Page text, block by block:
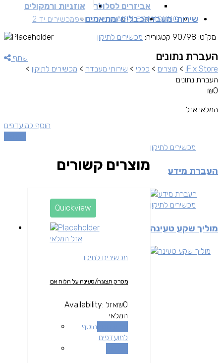
אביזרים לסלולר אוזניות ורמקולים
SAMSUNG
APPLEמכשירים זאפמכשירים יד 2 שירותי מעבדהכבלים ומתאמים
שתף
iFix Store
> מוצרים > כללי > שירותי מעבדה > מכשירים לתיקון >
העברת נתונים
העברת נתונים
₪0
המלאי אזל
הוסף למועדפים
מק"ט: 90798 קטגוריה: מכשירים לתיקון
מכשירים לתיקון
העברת מידע
מכשירים לתיקון
מוליך שקע טעינה
מוצרים קשורים
Quickview
אזל המלאי
מכשירים לתיקון
מסרק תצוגה/טעינה על הלוח אם
₪0
Availability: אזל
המלאי
הוסף
למועדפים